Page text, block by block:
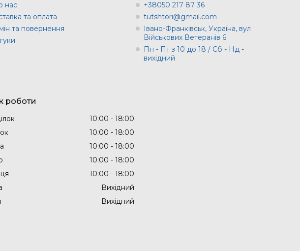
нас
та оплата
та повернення
+38050 217 87 36
tutshtori@gmail.com
Івано-Франківськ, Україна, вул
Військових Ветеранів 6
Пн - Пт з 10 до 18 / Сб - Нд -
вихідний
роботи
10:00
18:00
10:00
18:00
10:00
18:00
10:00
18:00
10:00
18:00
Вихідний
Вихідний